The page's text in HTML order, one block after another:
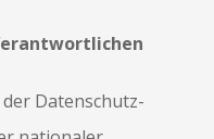
Datenschutz-